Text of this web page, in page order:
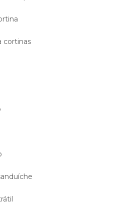
cortinas